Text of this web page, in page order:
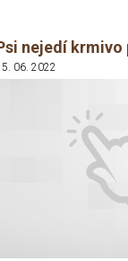
nejedí krmivo
06. 2022